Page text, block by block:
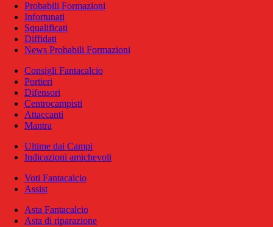
Probabili Formazioni
Infortunati
Squalificati
Diffidati
News Probabili Formazioni
Consigli Fantacalcio
Portieri
Difensori
Centrocampisti
Attaccanti
Mantra
Ultime dai Campi
Indicazioni amichevoli
Voti Fantacalcio
Assist
Asta Fantacalcio
Asta di riparazione